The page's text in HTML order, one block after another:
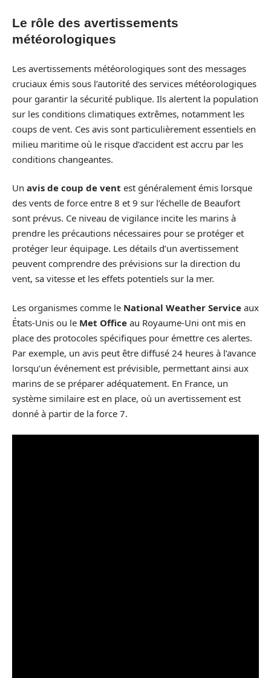
Le rôle des avertissements
météorologiques
Les avertissements météorologiques sont des messages
cruciaux émis sous l’autorité des services météorologiques
pour garantir la sécurité publique. Ils alertent la population
sur les conditions climatiques extrêmes, notamment les
coups de vent. Ces avis sont particulièrement essentiels en
milieu maritime où le risque d’accident est accru par les
conditions changeantes.
Un avis de coup de vent est généralement émis lorsque
des vents de force entre 8 et 9 sur l’échelle de Beaufort
sont prévus. Ce niveau de vigilance incite les marins à
prendre les précautions nécessaires pour se protéger et
protéger leur équipage. Les détails d’un avertissement
peuvent comprendre des prévisions sur la direction du
vent, sa vitesse et les effets potentiels sur la mer.
Les organismes comme le National Weather Service aux
États-Unis ou le Met Office au Royaume-Uni ont mis en
place des protocoles spécifiques pour émettre ces alertes.
Par exemple, un avis peut être diffusé 24 heures à l’avance
lorsqu’un événement est prévisible, permettant ainsi aux
marins de se préparer adéquatement. En France, un
système similaire est en place, où un avertissement est
donné à partir de la force 7.